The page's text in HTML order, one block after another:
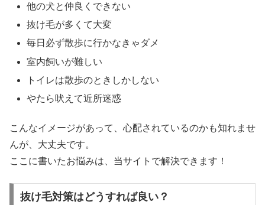
他の犬と仲良くできない
抜け毛が多くて大変
毎日必ず散歩に行かなきゃダメ
室内飼いが難しい
トイレは散歩のときしかしない
やたら吠えて近所迷惑
こんなイメージがあって、心配されているのかも知れませ
んが、大丈夫です。
ここに書いたお悩みは、当サイトで解決できます！
抜け毛対策はどうすれば良い？